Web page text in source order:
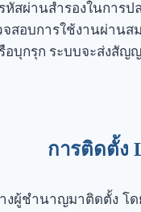
สผ่านสำรองในการป
สอบการใช้งานผ่านส
อบุกรุก ระบบจะส่งสั
การติดตั้ง
างผู้ชำนาญมาติดตั้ง